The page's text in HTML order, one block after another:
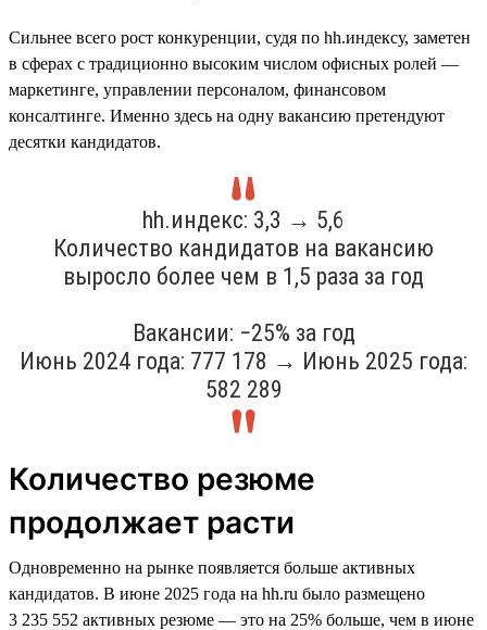
Сильнее всего рост конкуренции, судя по hh.индексу, заметен
в сферах с традиционно высоким числом офисных ролей —
маркетинге, управлении персоналом, финансовом
консалтинге. Именно здесь на одну вакансию претендуют
десятки кандидатов.
hh.индекс: 3,3 → 5,6
Количество кандидатов на вакансию
выросло более чем в 1,5 раза за год
Вакансии: −25% за год
Июнь 2024 года: 777 178 → Июнь 2025 года:
582 289
Количество резюме
продолжает расти
Одновременно на рынке появляется больше активных
кандидатов. В июне 2025 года на hh.ru было размещено
3 235 552 активных резюме — это на 25% больше, чем в июне